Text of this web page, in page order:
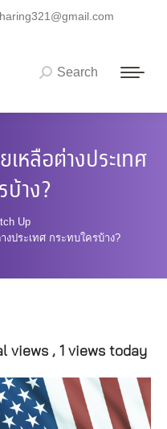
Search:
Search
หลือต่างประเทศ
บ้าง?
Up
ประเทศ กระทบใครบ้าง?
views , 1 views today